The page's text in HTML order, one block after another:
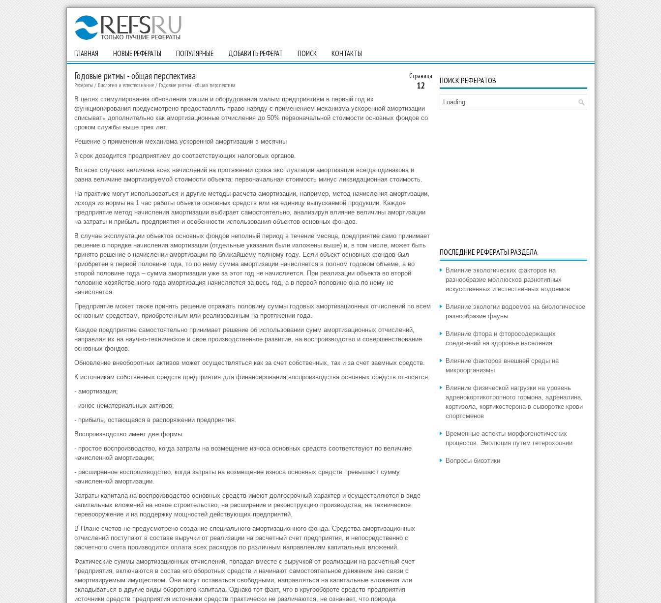
ГЛАВНАЯ НОВЫЕ РЕФЕРАТЫ ПОПУЛЯРНЫЕ ДОБАВИТЬ РЕФЕРАТ ПОИСК КОНТАКТЫ
Страница
12
Годовые ритмы - общая перспектива
Рефераты / Биология и естествознание/ Годовые ритмы - общая перспектива
В целях стимулирования обновления машин и оборудования малым предприятиям в первый год их
функционирования предусмотрено предоставлять право наряду с применением механизма ускоренной амортизации
списывать дополнительно как амортизационные отчисления до 50% первоначальной стоимости основных фондов со
сроком службы выше трех лет.
Решение о применении механизма ускоренной амортизации в месячны
й срок доводится предприятием до соответствующих налоговых органов.
Во всех случаях величина всех начислений на протяжении срока эксплуатации амортизации всегда одинакова и
равна величине амортизируемой стоимости объекта: первоначальная стоимость минус ликвидационная стоимость.
На практике могут использоваться и другие методы расчета амортизации, например, метод начисления амортизации,
исходя из нормы на 1 час работы объекта основных средств или на единицу выпускаемой продукции. Каждое
предприятие метод начисления амортизации выбирает самостоятельно, анализируя влияние величины амортизации
на затраты и прибыль предприятия и особенности использования объектов основных фондов.
В случае эксплуатации объектов основных фондов неполный период в течение месяца, предприятие само принимает
решение о порядке начисления амортизации (отдельные указания были изложены выше) и, в том числе, может быть
принято решение о начислении амортизации по ближайшему полному году. Если объект основных фондов был
приобретен в первой половине года, то по нему сумма амортизации начисляется в полном годовом объеме, а во
второй половине года – сумма амортизации уже за этот год не начисляется. При реализации объекта во второй
половине хозяйственного года амортизация начисляется за весь год, а в первой половине она по нему не
начисляется.
Предприятие может также принять решение отражать половину суммы годовых амортизационных отчислений по всем
основным средствам, приобретенным или реализованным на протяжении года.
Каждое предприятие самостоятельно принимает решение об использовании сумм амортизационных отчислений,
направляя их на научно-техническое и свое производственное развитие, на воспроизводство и совершенствование
основных фондов.
Обновление внеоборотных активов может осуществляться как за счет собственных, так и за счет заемных средств.
К источникам собственных средств предприятия для финансирования воспроизводства основных средств относятся:
- амортизация;
- износ нематериальных активов;
- прибыль, остающаяся в распоряжении предприятия.
Воспроизводство имеет две формы:
- простое воспроизводство, когда затраты на возмещение износа основных средств соответствуют по величине
начисленной амортизации;
- расширенное воспроизводство, когда затраты на возмещение износа основных средств превышают сумму
начисленной амортизации.
Затраты капитала на воспроизводство основных средств имеют долгосрочный характер и осуществляются в виде
капитальных вложений на новое строительство, на расширение и реконструкцию производства, на техническое
перевооружение и на поддержку мощностей действующих предприятий.
В Плане счетов не предусмотрено создание специального амортизационного фонда. Средства амортизационных
отчислений поступают в составе выручки от реализации на расчетный счет предприятия, и непосредственно с
расчетного счета производится оплата всех расходов по различным направлениям капитальных вложений.
Фактические суммы амортизационных отчислений, попадая вместе с выручкой от реализации на расчетный счет
предприятия, включаются в состав его оборотных средств и начинают самостоятельное движение вне связи с
амортизируемым имуществом. Они могут оставаться свободными, направляться на капитальные вложения или
вкладываться в другие виды оборотного капитала. Однако тот факт, что в кругообороте средств предприятия
источники средств предприятия источники средств практически не различаются, не означает, что природа
ПОИСК РЕФЕРАТОВ
Loading
ПОСЛЕДНИЕ РЕФЕРАТЫ РАЗДЕЛА
Влияние экологических факторов на
разнообразие моллюсков разнотипных
искусственных и естественных водоемов
Влияние экологии водоемов на биологическое
разнообразие фауны
Влияние фтора и фторосодержащих
соединений на здоровье населения
Влияние факторов внешней среды на
микроорганизмы
Влияние физической нагрузки на уровень
адренокортикотропного гормона, адреналина,
кортизола, кортикостерона в сыворотке крови
спортсменов
Временные аспекты морфогенетических
процессов. Эволюция путем гетерохронии
Вопросы биоэтики